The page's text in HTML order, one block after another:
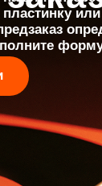
доставка
Отзывы
Публичная оферта
Политика
конфиденциальности